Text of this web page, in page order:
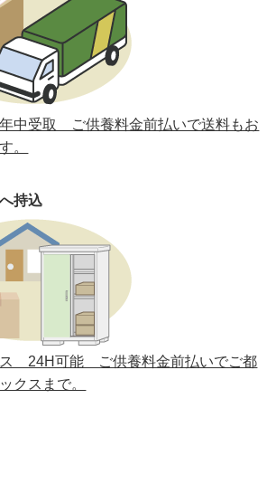
祭 令和元年6月12日(水)
祭 平成31年3月13日(水)
養祭平成30年11月28日(水)
養祭平成30年5月23日(水)
養祭平成29年6月14日(水)
養祭平成28年12月15日(木)
祭 平成28年6月16日(木)
祭 平成27年11月27日
養祭平成26年12月5日
養祭平成26年4月28日
祭
中受取 ご供養料金前払いで送料もお
。
持込
ス 24H可能 ご供養料金前払いでご都
クスまで。